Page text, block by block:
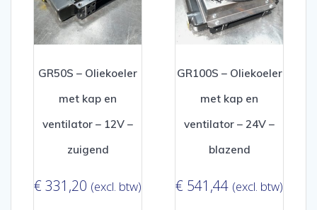
GR50S – Oliekoeler
met kap en
ventilator – 12V –
zuigend
€ 331,20 (excl. btw)
GR100S – Oliekoeler
met kap en
ventilator – 24V –
blazend
€ 541,44 (excl. btw)